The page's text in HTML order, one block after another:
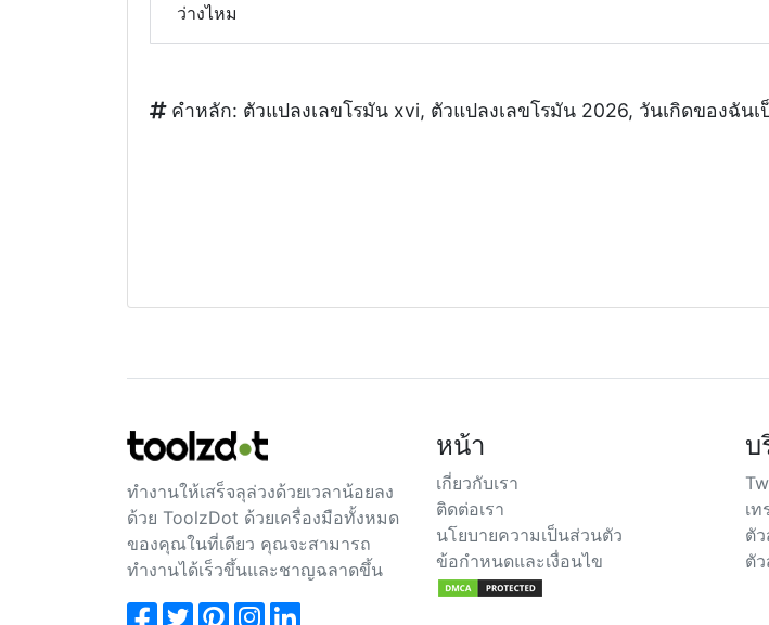
ว่างไหม
คำหลัก: ตัวแปลงเลขโรมัน xvi, ตัวแปลงเลขโรมัน 2026, วันเกิดของฉันเ
ทำงานให้เสร็จลุล่วงด้วยเวลาน้อยลง
ด้วย ToolzDot ด้วยเครื่องมือทั้งหมด
ของคุณในที่เดียว คุณจะสามารถ
ทำงานได้เร็วขึ้นและชาญฉลาดขึ้น
หน้า
เกี่ยวกับเรา
ติดต่อเรา
นโยบายความเป็นส่วนตัว
ข้อกำหนดและเงื่อนไข
บ
เ
ตั
ตั